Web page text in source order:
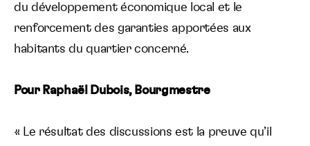
du développement économique local et le
renforcement des garanties apportées aux
habitants du quartier concerné.
Pour Raphaël Dubois, Bourgmestre
« Le résultat des discussions est la preuve qu’il